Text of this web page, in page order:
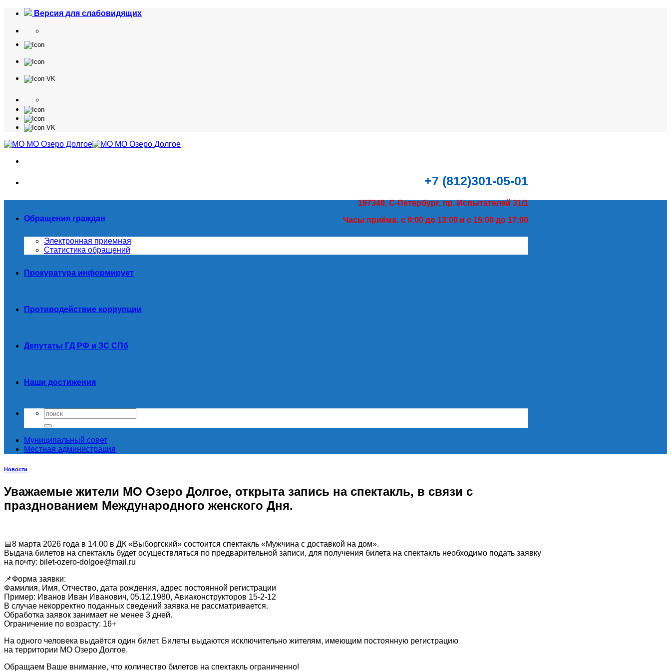
Skip
content
Версия для слабовидящих
+7 (812)301-05-01
197349, С-Петербург, пр. Испытателей 31/1
Часы приёма: с 9:00 до 13:00 и с 15:00 до 17:00
Обращения граждан
Электронная приемная
Статистика обращений
Прокуратура информирует
Противодействие коррупции
Депутаты ГД РФ и ЗС СПб
Наши достижения
Муниципальный совет
Местная администрация
Новости
Уважаемые жители МО Озеро Долгое, открыта запись на спектакль, в связи с
празднованием Международного женского Дня.
📅8 марта 2026 года в 14.00 в ДК «Выборгский» состоится спектакль «Мужчина с доставкой на дом».
Выдача билетов на спектакль будет осуществляться по предварительной записи, для получения билета на спектакль необходимо подать заявку
на почту: bilet-ozero-dolgoe@mail.ru
📌Форма заявки:
Фамилия, Имя, Отчество, дата рождения, адрес постоянной регистрации
Пример: Иванов Иван Иванович, 05.12.1980, Авиаконструкторов 15-2-12
В случае некорректно поданных сведений заявка не рассматривается.
Обработка заявок занимает не менее 3 дней.
Ограничение по возрасту: 16+
На одного человека выдаётся один билет. Билеты выдаются исключительно жителям, имеющим постоянную регистрацию
на территории МО Озеро Долгое.
Обращаем Ваше внимание, что количество билетов на спектакль ограниченно!